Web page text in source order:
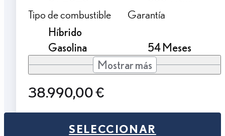
Tipo de combustible
Híbrido
Gasolina
Garantía
54 Meses
Mostrar más
38.990,00 €
SELECCIONAR